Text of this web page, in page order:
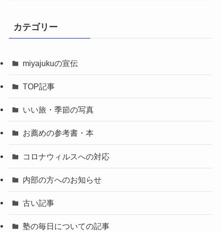
カテゴリー
miyajukuの宣伝
TOP記事
いい旅・季節の写真
お薦めの参考書・本
コロナウィルスへの対応
内部の方へのお知らせ
古い記事
塾の毎日についての記事